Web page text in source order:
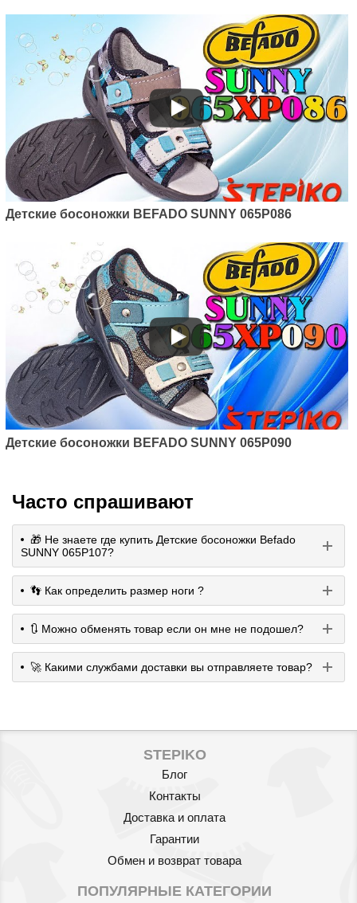
Детские босоножки BEFADO SUNNY 065P086
Детские босоножки BEFADO SUNNY 065P090
Часто спрашивают
🎁 Не знаете где купить Детские босоножки Befado
SUNNY 065P107?
👣 Как определить размер ноги ?
🔃 Можно обменять товар если он мне не подошел?
🚀 Какими службами доставки вы отправляете товар?
STEPIKO
Блог
Контакты
Доставка и оплата
Гарантии
Обмен и возврат товара
ПОПУЛЯРНЫЕ КАТЕГОРИИ